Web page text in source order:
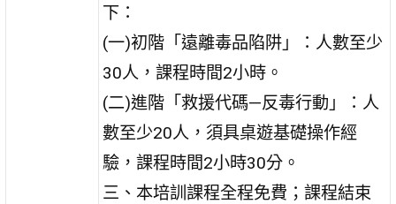
下：
(一)初階「遠離毒品陷阱」：人數至少
30人，課程時間2小時。
(二)進階「救援代碼—反毒行動」：人
數至少20人，須具桌遊基礎操作經
驗，課程時間2小時30分。
三、本培訓課程全程免費；課程結束